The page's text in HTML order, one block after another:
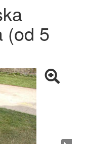
(od 5